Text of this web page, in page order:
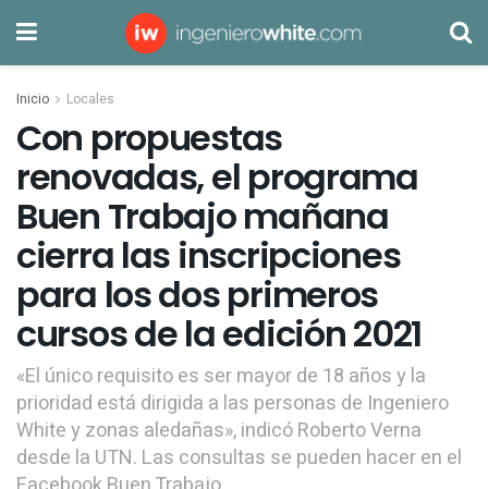
Inicio Locales
Con propuestas
renovadas, el programa
Buen Trabajo mañana
cierra las inscripciones
para los dos primeros
cursos de la edición 2021
«El único requisito es ser mayor de 18 años y la
prioridad está dirigida a las personas de Ingeniero
White y zonas aledañas», indicó Roberto Verna
desde la UTN. Las consultas se pueden hacer en el